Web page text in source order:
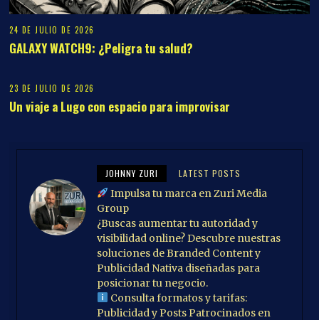
24 DE JULIO DE 2026
GALAXY WATCH9: ¿Peligra tu salud?
23 DE JULIO DE 2026
Un viaje a Lugo con espacio para improvisar
JOHNNY ZURI LATEST POSTS
Impulsa tu marca en Zuri Media
Group
¿Buscas aumentar tu autoridad y
visibilidad online? Descubre nuestras
soluciones de Branded Content y
Publicidad Nativa diseñadas para
posicionar tu negocio.
Consulta formatos y tarifas:
Publicidad y Posts Patrocinados en